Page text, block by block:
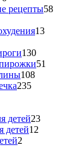
рецепты58
13
130
51
108
235
детей23
детей12
2